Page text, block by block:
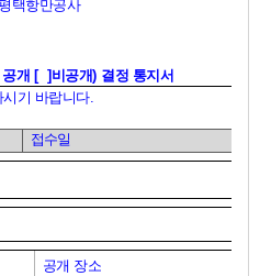
택항만공사
개 [  ] 비공개) 결정 통지서
기 바랍니다
접수일
공개 장소